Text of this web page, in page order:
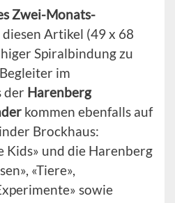
Zwei-Monats-
Artikel (49 x 68
Spiralbindung zu
im
der Harenberg
kommen ebenfalls auf
Brockhaus:
Kids» und die Harenberg
«Tiere»,
sowie